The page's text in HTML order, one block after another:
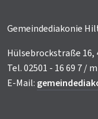
Gemeindediakonie
Hülsebrockstraße 16,
Tel. 02501 - 16 69 7
E-Mail: